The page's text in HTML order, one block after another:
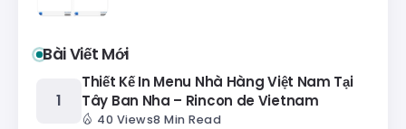
Bài Viết Mới
Thiết Kế In Menu Nhà Hàng Việt Nam Tại
Tây Ban Nha – Rincon de Vietnam
40 Views8 Min Read